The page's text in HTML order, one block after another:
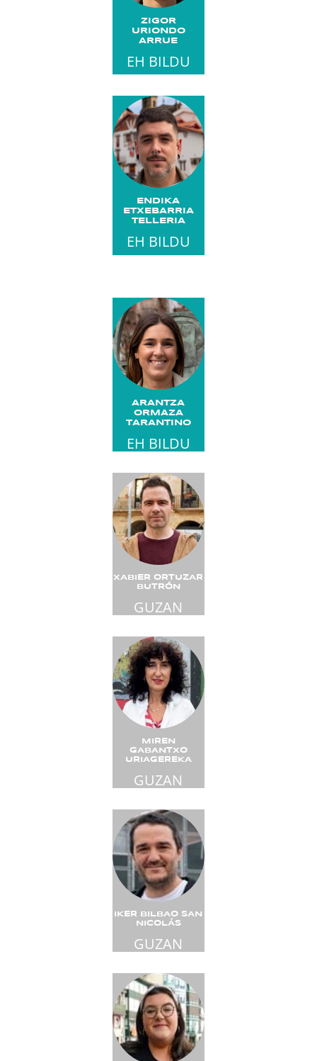
ZIGOR
URIONDO
ARRUE
EH BILDU
ENDIKA
ETXEBARRIA
TELLERIA
EH BILDU
ARANTZA
ORMAZA
TARANTINO
EH BILDU
XABIER ORTUZAR
BUTRÓN
GUZAN
MIREN
GABANTXO
URIAGEREKA
GUZAN
IKER BILBAO SAN
NICOLÁS
GUZAN